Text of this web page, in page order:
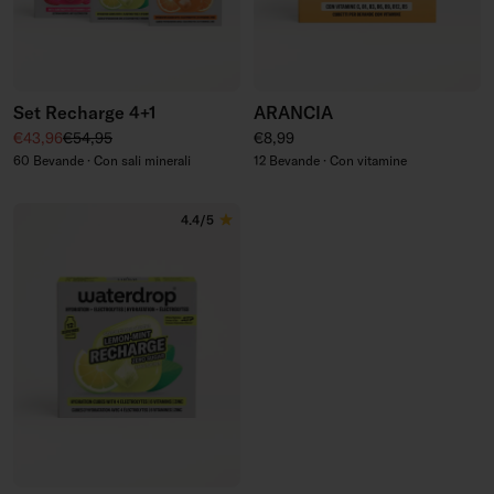
Set Recharge 4+1
Prezzo di vendita
€43,96Prezzo regolare
€54,95
60 Bevande · Con sali minerali
ARANCIA
Prezzo regolare
€8,99
12 Bevande · Con vitamine
4.4/5